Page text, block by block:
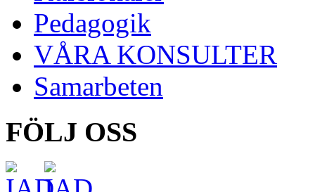
Pedagogik
VÅRA KONSULTER
Samarbeten
FÖLJ OSS